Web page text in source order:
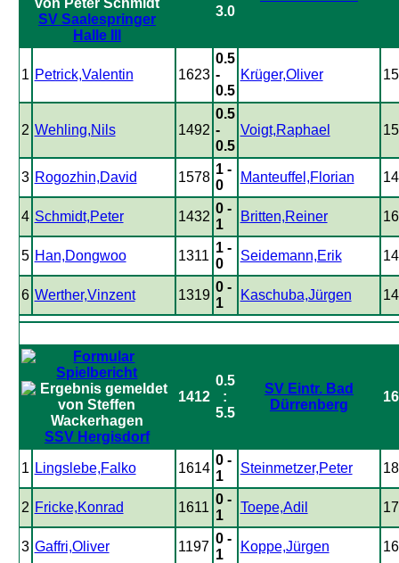
SV Saalespringer
Halle III
3.0
1 Petrick,Valentin 1623
0.5
-
0.5
Krüger,Oliver
2 Wehling,Nils 1492
0.5
-
0.5
Voigt,Raphael
3 Rogozhin,David 1578
1 -
0
Manteuffel,Florian
4 Schmidt,Peter 1432
0 -
1
Britten,Reiner
5 Han,Dongwoo 1311
1 -
0
Seidemann,Erik
6 Werther,Vinzent 1319
0 -
1
Kaschuba,Jürgen
SSV Hergisdorf
1412
0.5
:
5.5
SV Eintr. Bad
Dürrenberg
1 Lingslebe,Falko 1614
0 -
1
Steinmetzer,Peter
2 Fricke,Konrad 1611
0 -
1
Toepe,Adil
3 Gaffri,Oliver 1197
0 -
1
Koppe,Jürgen